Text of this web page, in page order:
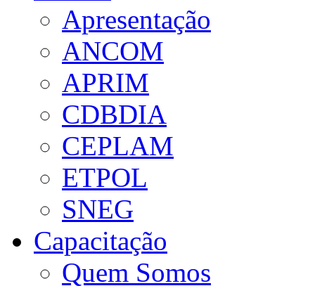
Apresentação
ANCOM
APRIM
CDBDIA
CEPLAM
ETPOL
SNEG
Capacitação
Quem Somos